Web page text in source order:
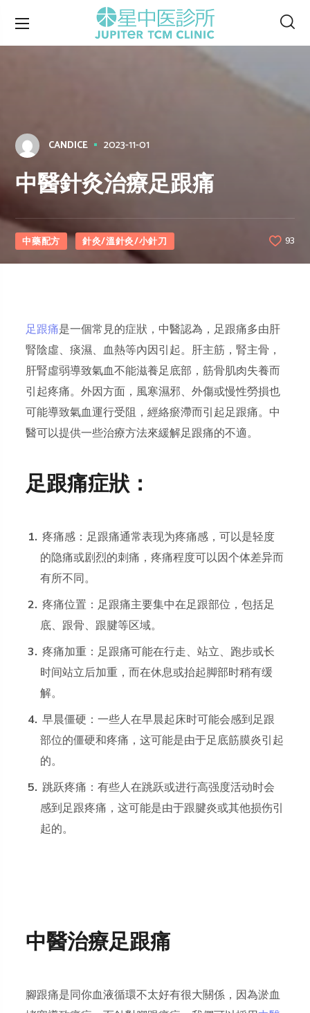
CANDICE 2023-11-01
中醫針灸治療足跟痛
中藥配方 針灸/溫針灸/小針刀 93
足跟痛是一個常見的症狀，中醫認為，足跟痛多由肝
腎陰虛、痰濕、血熱等內因引起。肝主筋，腎主骨，
肝腎虛弱導致氣血不能滋養足底部，筋骨肌肉失養而
引起疼痛。外因方面，風寒濕邪、外傷或慢性勞損也
可能導致氣血運行受阻，經絡瘀滯而引起足跟痛。中
醫可以提供一些治療方法來緩解足跟痛的不適。
足跟痛症狀：
疼痛感：足跟痛通常表现为疼痛感，可以是轻度
的隐痛或剧烈的刺痛，疼痛程度可以因个体差异而
有所不同。
疼痛位置：足跟痛主要集中在足跟部位，包括足
底、跟骨、跟腱等区域。
疼痛加重：足跟痛可能在行走、站立、跑步或长
时间站立后加重，而在休息或抬起脚部时稍有缓
解。
早晨僵硬：一些人在早晨起床时可能会感到足跟
部位的僵硬和疼痛，这可能是由于足底筋膜炎引起
的。
跳跃疼痛：有些人在跳跃或进行高强度活动时会
感到足跟疼痛，这可能是由于跟腱炎或其他损伤引
起的。
中醫治療足跟痛
腳跟痛是同你血液循環不太好有很大關係，因為淤血